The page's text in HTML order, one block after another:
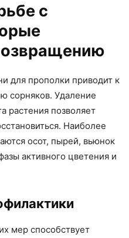
с
для прополки приводит к
сорняков. Удаление
растения позволяет
Наиболее
осот, пырей, вьюнок
активного цветения и
мер способствует